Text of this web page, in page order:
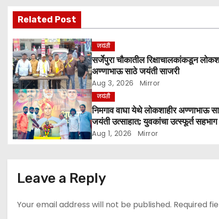
v
i
g
a
t
i
o
Related Post
जयंती
सर्जेपुरा चौकातील रिक्षाचालकांकडून
अण्णाभाऊ साठे जयंती साजरी
Aug 3, 2026 Mirror
जयंती
निमगाव वाघा येथे लोकशाहीर अण्णाभाऊ
जयंती उत्साहात; युवकांचा उत्स्फूर्त सहभाग
Aug 1, 2026 Mirror
Leave a Reply
Your email address will not be published. Required